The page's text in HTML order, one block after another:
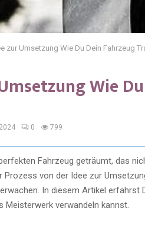
zur Umsetzung Wie Du Dein Fahrzeug
Wie
0 799
Fahrzeug geträumt, das
von der Idee zur
In diesem Artikel erfährst
Meisterwerk verwandeln kannst.